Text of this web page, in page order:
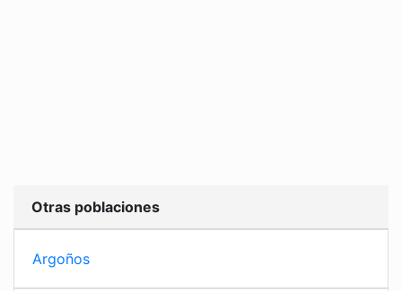
Otras poblaciones
Argoños